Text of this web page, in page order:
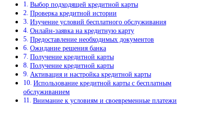
Выбор подходящей кредитной карты
Проверка кредитной истории
Изучение условий бесплатного обслуживания
Онлайн-заявка на кредитную карту
Предоставление необходимых документов
Ожидание решения банка
Получение кредитной карты
Получение кредитной карты
Активация и настройка кредитной карты
Использование кредитной карты с бесплатным
обслуживанием
Внимание к условиям и своевременные платежи